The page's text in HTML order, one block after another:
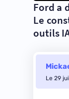
Ford a
Le
outils
Le 29